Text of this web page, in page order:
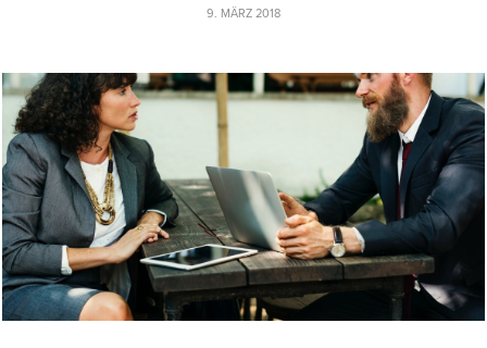
9. MÄRZ 2018